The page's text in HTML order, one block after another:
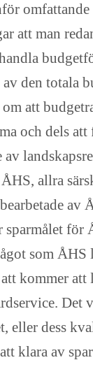
omfattande
att man
den totala
att
och dels att
allra
av
sparmålet för
som ÅHS
kommer
Det
eller dess
klara av